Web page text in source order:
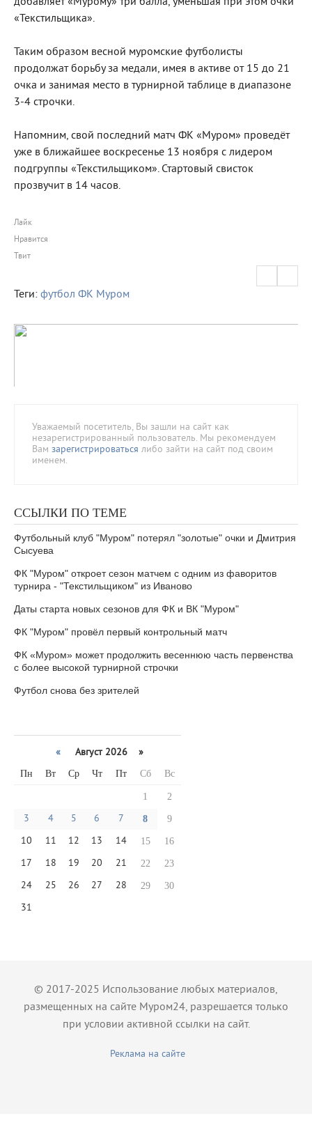
«Текстильщика».
Таким образом весной муромские футболисты
продолжат борьбу за медали, имея в активе от 15 до 21
очка и занимая место в турнирной таблице в диапазоне
3-4 строчки.
Напомним, свой последний матч ФК «Муром» проведёт
уже в ближайшее воскресенье 13 ноября с лидером
подгруппы «Текстильщиком». Стартовый свисток
прозвучит в 14 часов.
Лайк
Нравится
Твит
Теги: футбол ФК Муром
Уважаемый посетитель, Вы зашли на сайт как
незарегистрированный пользователь. Мы рекомендуем
Вам зарегистрироваться либо зайти на сайт под своим
именем.
ССЫЛКИ ПО ТЕМЕ
Футбольный клуб "Муром" потерял "золотые" очки и Дмитрия
Сысуева
ФК "Муром" откроет сезон матчем с одним из фаворитов
турнира - "Текстильщиком" из Иваново
Даты старта новых сезонов для ФК и ВК "Муром"
ФК "Муром" провёл первый контрольный матч
ФК «Муром» может продолжить весеннюю часть первенства
с более высокой турнирной строчки
Футбол снова без зрителей
« Август 2026 »
Пн Вт Ср Чт Пт Сб Вс
1 2
3 4 5 6 7 8 9
10 11 12 13 14 15 16
17 18 19 20 21 22 23
24 25 26 27 28 29 30
31
© 2017-2025 Использование любых материалов,
размещенных на сайте Муром24, разрешается только
при условии активной ссылки на сайт.
Реклама на сайте